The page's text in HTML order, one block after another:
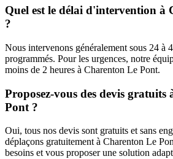
Quel est le délai d'intervention à
?
Nous intervenons généralement sous 24 à
programmés. Pour les urgences, notre
moins de 2 heures à Charenton Le Pont.
Proposez-vous des devis gratuits
Pont ?
Oui, tous nos devis sont gratuits et sans
déplaçons gratuitement à Charenton Le
besoins et vous proposer une solution